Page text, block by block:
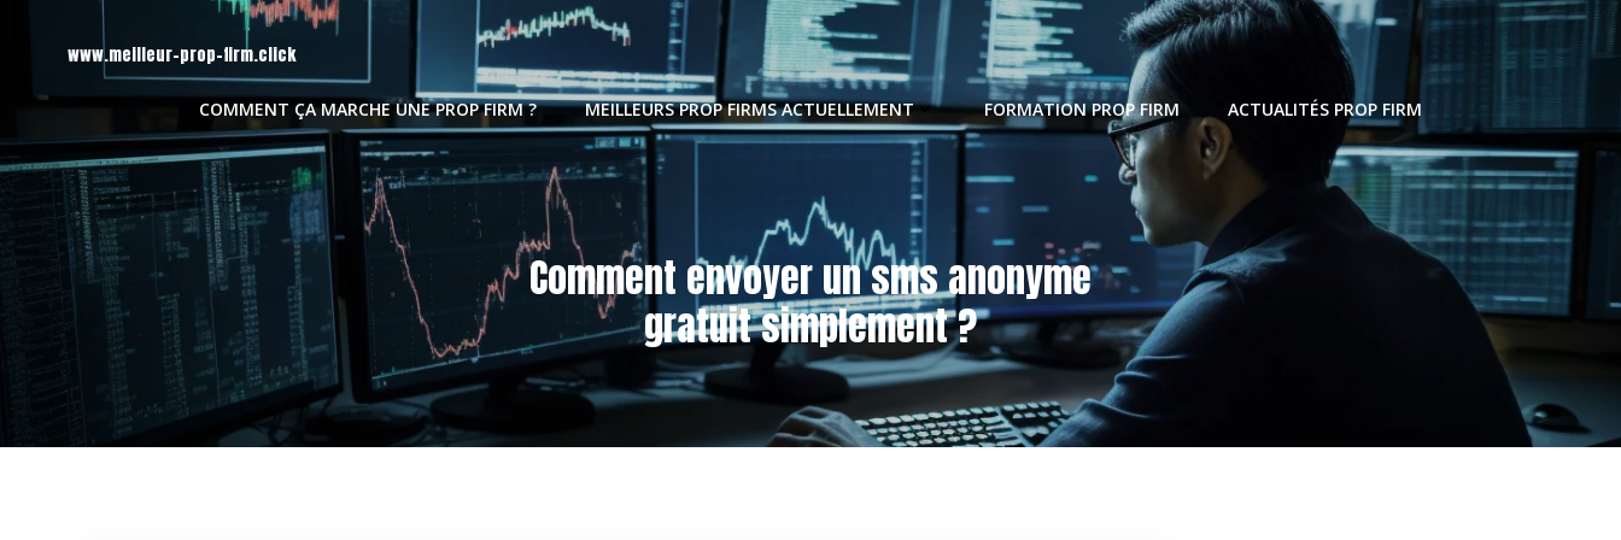
contenu
www.meilleur-prop-firm.click
COMMENT ÇA MARCHE UNE PROP FIRM ? MEILLEURS PROP FIRMS ACTUELLEMENT FORMATION PROP FIRM ACTUALITÉS PROP FIRM
Comment envoyer un sms anonyme
gratuit simplement ?